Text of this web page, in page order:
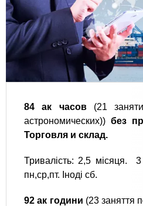
84 ак часов(21
астрономических)) без
Торговля и склад.
Тривалість: 2,5 місяця.
пн,ср,пт. Іноді сб.
92 ак години (23 заняття